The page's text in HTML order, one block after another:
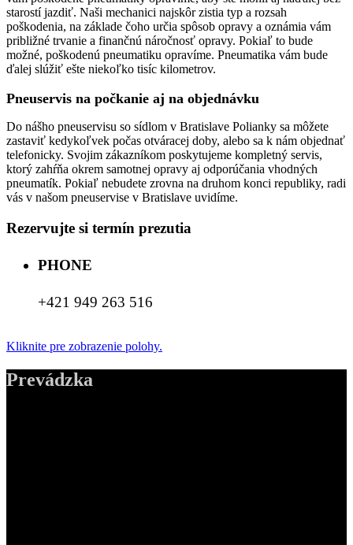
starostí jazdiť. Naši mechanici najskôr zistia typ a rozsah
poškodenia, na základe čoho určia spôsob opravy a oznámia vám
približné trvanie a finančnú náročnosť opravy. Pokiaľ to bude
možné, poškodenú pneumatiku opravíme. Pneumatika vám bude
ďalej slúžiť ešte niekoľko tisíc kilometrov.
Pneuservis na počkanie aj na objednávku
Do nášho pneuservisu so sídlom v Bratislave Polianky sa môžete
zastaviť kedykoľvek počas otváracej doby, alebo sa k nám objednať
telefonicky. Svojim zákazníkom poskytujeme kompletný servis,
ktorý zahŕňa okrem samotnej opravy aj odporúčania vhodných
pneumatík. Pokiaľ nebudete zrovna na druhom konci republiky, radi
vás v našom pneuservise v Bratislave uvidíme.
Rezervujte si termín prezutia
PHONE
+421 949 263 516
Kliknite pre zobrazenie polohy.
Prevádzka